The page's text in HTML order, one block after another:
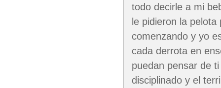
todo decirle a mi
le pidieron la
comenzando y yo
cada derrota en
puedan pensar de
disciplinado y el